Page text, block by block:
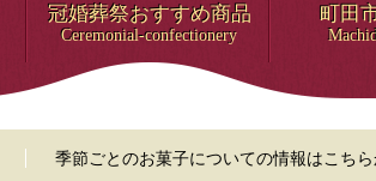
冠婚葬祭おすすめ商品
Ceremonial-confectionery
町田
季節ごとのお菓子についての情報はこちら